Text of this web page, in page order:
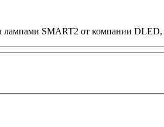
лампами SMART2 от компании